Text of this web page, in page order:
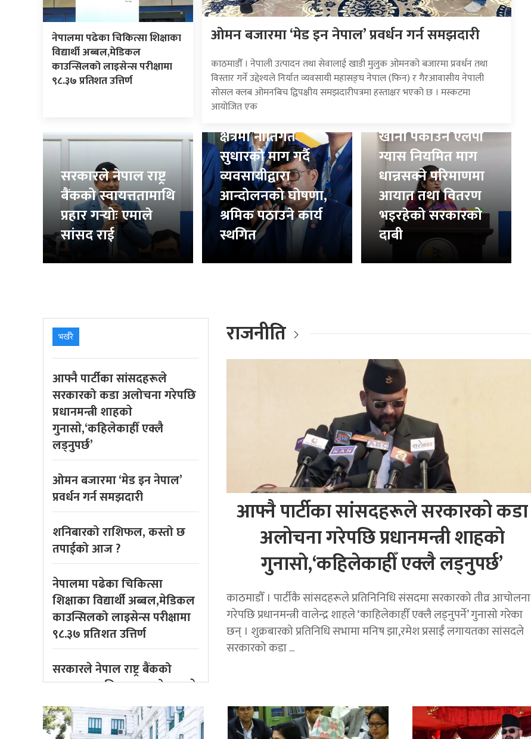
नेपालमा पढेका चिकित्सा शिक्षाका
विद्यार्थी अब्बल,मेडिकल
काउन्सिलको लाइसेन्स परीक्षामा
९८.३७ प्रतिशत उत्तिर्ण
ओमन बजारमा ‘मेड इन नेपाल’ प्रवर्धन गर्न समझदारी
काठमाडौँ । नेपाली उत्पादन तथा सेवालाई खाडी मुलुक ओमनको बजारमा प्रवर्धन तथा
विस्तार गर्ने उद्देश्यले निर्यात व्यवसायी महासङ्घ नेपाल (फिन) र गैरआवासीय नेपाली
सोसल क्लब ओमनबिच द्विपक्षीय समझदारीपत्रमा हस्ताक्षर भएको छ । मस्कटमा
आयोजित एक
सरकारले नेपाल राष्ट्र
बैंकको स्वायत्ततामाथि
प्रहार गर्‍योः एमाले
सांसद राई
वैदेशिक रोजगार
क्षेत्रमा नीतिगत
सुधारको माग गर्दै
व्यवसायीद्वारा
आन्दोलनको घोषणा,
श्रमिक पठाउने कार्य
स्थगित
खाना पकाउने एलपी
ग्यास नियमित माग
धान्नसक्ने परिमाणमा
आयात तथा वितरण
भइरहेको सरकारको
दाबी
भर्खरै
आफ्नै पार्टीका सांसदहरूले
सरकारको कडा अलोचना गरेपछि
प्रधानमन्त्री शाहकाे
गुनासाे,‘कहिलेकाहीँ एक्लै
लड्नुपर्छ’
ओमन बजारमा ‘मेड इन नेपाल’
प्रवर्धन गर्न समझदारी
शनिबारको राशिफल, कस्तो छ
तपाईको आज ?
नेपालमा पढेका चिकित्सा
शिक्षाका विद्यार्थी अब्बल,मेडिकल
काउन्सिलको लाइसेन्स परीक्षामा
९८.३७ प्रतिशत उत्तिर्ण
सरकारले नेपाल राष्ट्र बैंकको
स्वायत्ततामाथि प्रहार गर्‍योः एमाले
सांसद राई
राजनीति
आफ्नै पार्टीका सांसदहरूले सरकारको कडा
अलोचना गरेपछि प्रधानमन्त्री शाहकाे
गुनासाे,‘कहिलेकाहीँ एक्लै लड्नुपर्छ’
काठमाडौँ । पार्टीकै सांसदहरूले प्रतिनिनिधि संसदमा सरकारको तीव्र आचोलना
गरेपछि प्रधानमन्त्री वालेन्द्र शाहले ‘काहिलेकाहीँ एक्लै लड्नुपर्ने’ गुनासो गरेका
छन् । शुक्रबारको प्रतिनिधि सभामा मनिष झा,रमेश प्रसाईं लगायतका सांसदले
सरकारको कडा ...